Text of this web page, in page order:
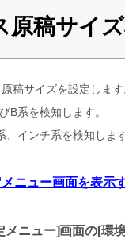
原稿サイ
稿サイズを設定します
B系を検知します。
、インチ系を検知します
ニュー画面を表示
メニュー 画面の 環